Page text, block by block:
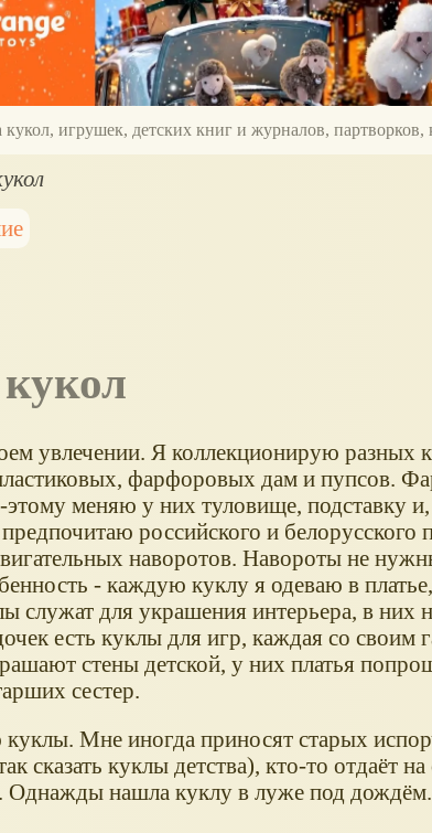
игрушек, детских книг и журналов, партворков,
увлечении. Я коллекционирую разных
фарфоровых дам и пупсов.
этому меняю у них туловище, подставку
российского и белорусского
наворотов. Навороты не
- каждую куклу я одеваю в
служат для украшения интерьера, в них
есть куклы для игр, каждая со своим
стены детской, у них платья
сестер.
Мне иногда приносят старых
сказать куклы детства), кто-то отдаёт на
нашла куклу в луже под